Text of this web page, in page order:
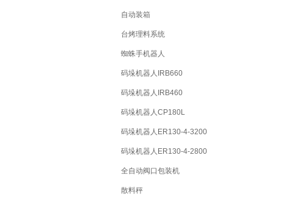
自动装箱
台烤理料系统
蜘蛛手机器人
码垛机器人IRB660
码垛机器人IRB460
码垛机器人CP180L
码垛机器人ER130-4-3200
码垛机器人ER130-4-2800
全自动阀口包装机
散料秤